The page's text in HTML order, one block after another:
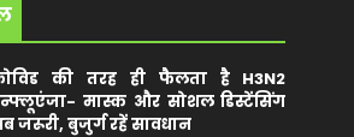
की तरह ही फैलता है H3N2
मास्क और सोशल डिस्टेंसिंग
जरूरी, बुजुर्ग रहें सावधान